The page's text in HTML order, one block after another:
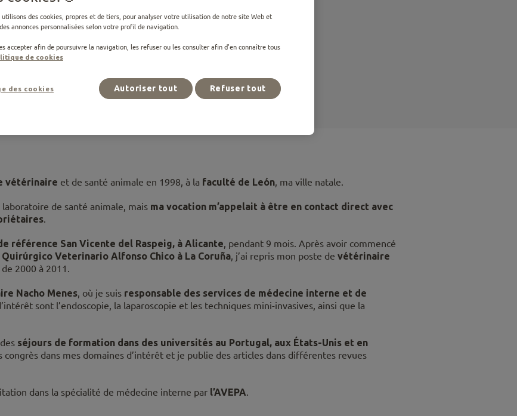
Pablo Mayo Robles
de Médecine Interne de la Clinique Vétérinaire Menes (Espagne)
vétérinaire et de santé animale en 1998, à la faculté de León, ma ville natale.
de santé animale, mais ma vocation m’appelait à être en contact direct avec
.
référence San Vicente del Raspeig, à Alicante, pendant 9 mois. Après avoir commencé
Quirúrgico Veterinario Alfonso Chico à La Coruña, j’ai repris mon poste de vétérinaire
de 2000 à 2011.
Nacho Menes, où je suis responsable des services de médecine interne et de
sont l’endoscopie, la laparoscopie et les techniques mini-invasives, ainsi que la
séjours de formation dans des universités au Portugal, aux États-Unis et en
congrès dans mes domaines d’intérêt et je publie des articles dans différentes revues
dans la spécialité de médecine interne par l’AVEPA.
utilisons des cookies, propres et de tiers, pour analyser votre utilisation de notre site Web et
annonces personnalisées selon votre profil de navigation.
accepter afin de poursuivre la navigation, les refuser ou les consulter afin d'en connaître tous
de cookies
des cookies Refuser tout
Autoriser tout